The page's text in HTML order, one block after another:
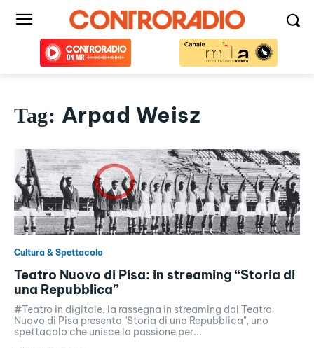
Tag: Arpad Weisz
Cultura & Spettacolo
Teatro Nuovo di Pisa: in streaming “Storia di
una Repubblica”
#Teatro in digitale, la rassegna in streaming dal Teatro
Nuovo di Pisa presenta "Storia di una Repubblica", uno
spettacolo che unisce la passione per...